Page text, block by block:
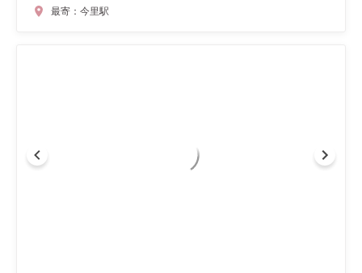
最寄： 今里駅